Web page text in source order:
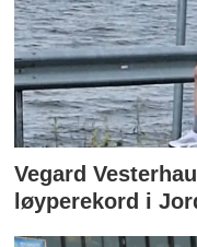
Vegard
løyperekord i